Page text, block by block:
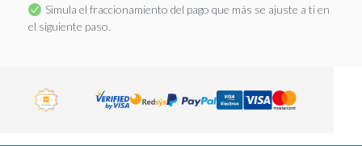
Simula el fraccionamiento del pago que más se ajuste a ti en
el siguiente paso.